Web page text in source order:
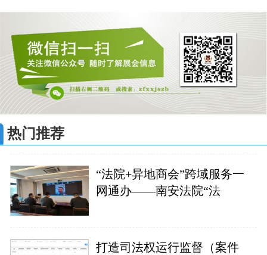
热门推荐
“法院+异地商会”跨域服务一
网通办——南安法院“法
打造司法权运行监督（案件